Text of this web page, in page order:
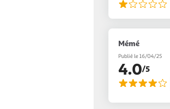
Mémé
Publié le 16/04/25
4.0/5